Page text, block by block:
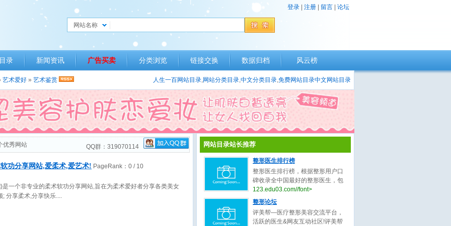
登录 注册 留言 论坛
网站名称
录 新闻资讯 广告买卖 分类浏览 链接交换 数据归档 风云榜
人生一百网站目录,网站分类目录,中文分类目录,免费网站目录中文网站目录
艺术爱好 » 艺术鉴赏
QQ群：319070114
优秀网站
功分享网站,爱柔术,爱艺术! PageRank： 0 / 10
一个非专业的柔术软功分享网站,旨在为柔术爱好者分享各类美女
; 分享柔术,分享快乐.
网站目录站长推荐
整形医生排行榜
整形医生排行榜，根据整形用户口
碑收录全中国最好的整形医生，包
括不限于整形外科医生、微整形医
生、鼻子整形医生、眼睛整形医
生。
123.edu03.com//font>
整形论坛
评美帮—医疗整形美容交流平台，
活跃的医生&网友互动社区!评美帮